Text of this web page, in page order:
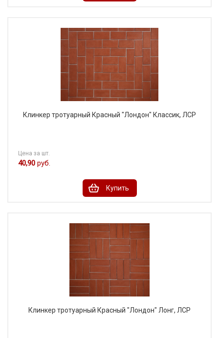
Клинкер тротуарный Красный "Лондон" Классик, ЛСР
Цена за шт.
40,90 руб.
Купить
Клинкер тротуарный Красный "Лондон" Лонг, ЛСР